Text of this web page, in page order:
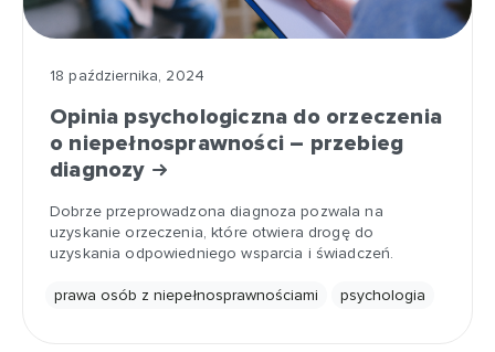
18 października, 2024
Opinia psychologiczna do orzeczenia
o niepełnosprawności – przebieg
diagnozy
Dobrze przeprowadzona diagnoza pozwala na
uzyskanie orzeczenia, które otwiera drogę do
uzyskania odpowiedniego wsparcia i świadczeń.
prawa osób z niepełnosprawnościami psychologia